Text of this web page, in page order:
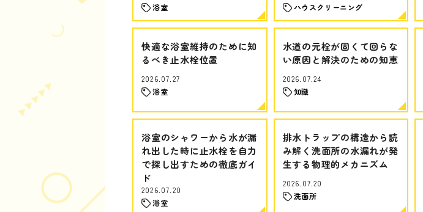
浴室
ハウスクリーニング
快適な浴室維持のために知
るべき止水栓位置
2026.07.27
浴室
水道の元栓が固くて回らな
い原因と解決のための知恵
2026.07.24
知識
浴室のシャワーから水が漏
れ出した時に止水栓を自力
で探し出すための徹底ガイ
ド
2026.07.20
浴室
排水トラップの構造から読
み解く洗面所の水漏れが発
生する物理的メカニズム
2026.07.20
洗面所